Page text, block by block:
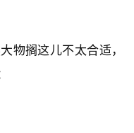
物搁这儿不太合适，